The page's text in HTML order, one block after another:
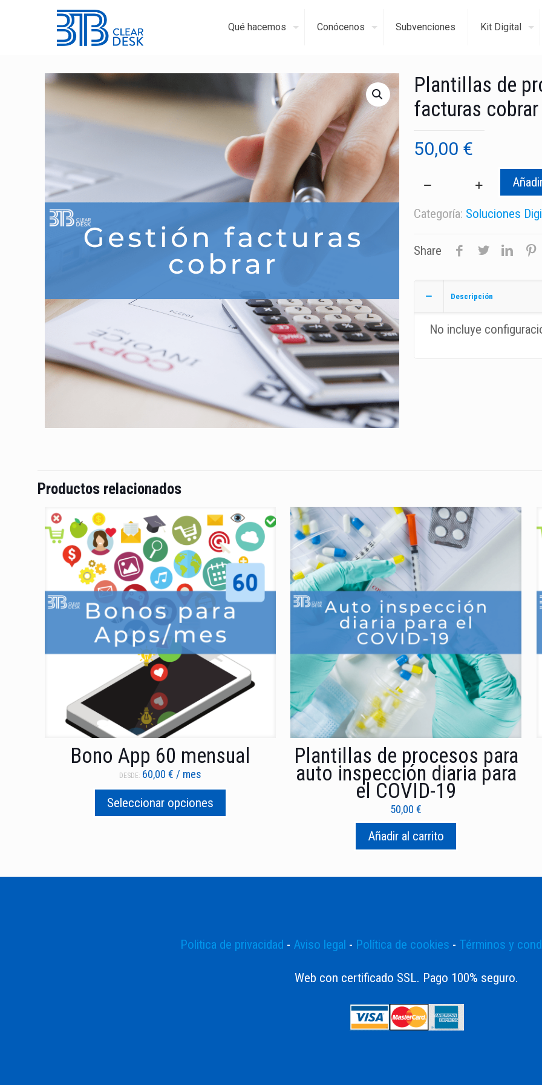
Qué hacemos Conócenos Subvenciones Kit Digital
Plantillas de
facturas cobrar
50,00 €
Plantillas
procesos
Gestión
cobrar
cantidad
Categoría: Soluciones
Share
Descripción
No incluye
Productos relacionados
Bono App 60 mensual
DESDE: 60,00€ / mes
Seleccionar opciones
Plantillas de procesos para
auto inspección diaria para
el COVID-19
50,00€
Añadir al carrito
Politica de privacidad - Aviso legal - Política de cookies - Términos y
Web con certificado SSL. Pago 100% seguro.